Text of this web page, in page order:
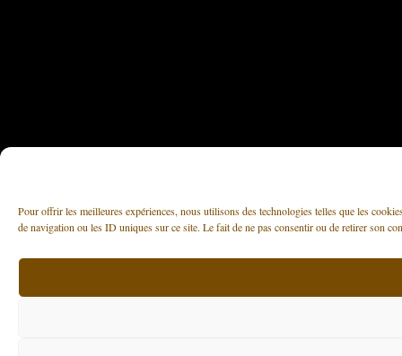
Pour offrir les meilleures expériences, nous utilisons des technologies telles que les
de navigation ou les ID uniques sur ce site. Le fait de ne pas consentir ou de retirer son